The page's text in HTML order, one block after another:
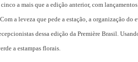
a mais que a edição anterior, com
Com a leveza que pede a estação, a organização
dessa edição da Première Brasil.
a estampas florais.